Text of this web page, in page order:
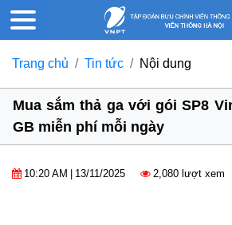
Trang chủ Tin tức Nội dung
Mua sắm thả ga với gói SP8
GB miễn phí mỗi ngày
10:20 AM 13/11/2025 2,080 lượt xem